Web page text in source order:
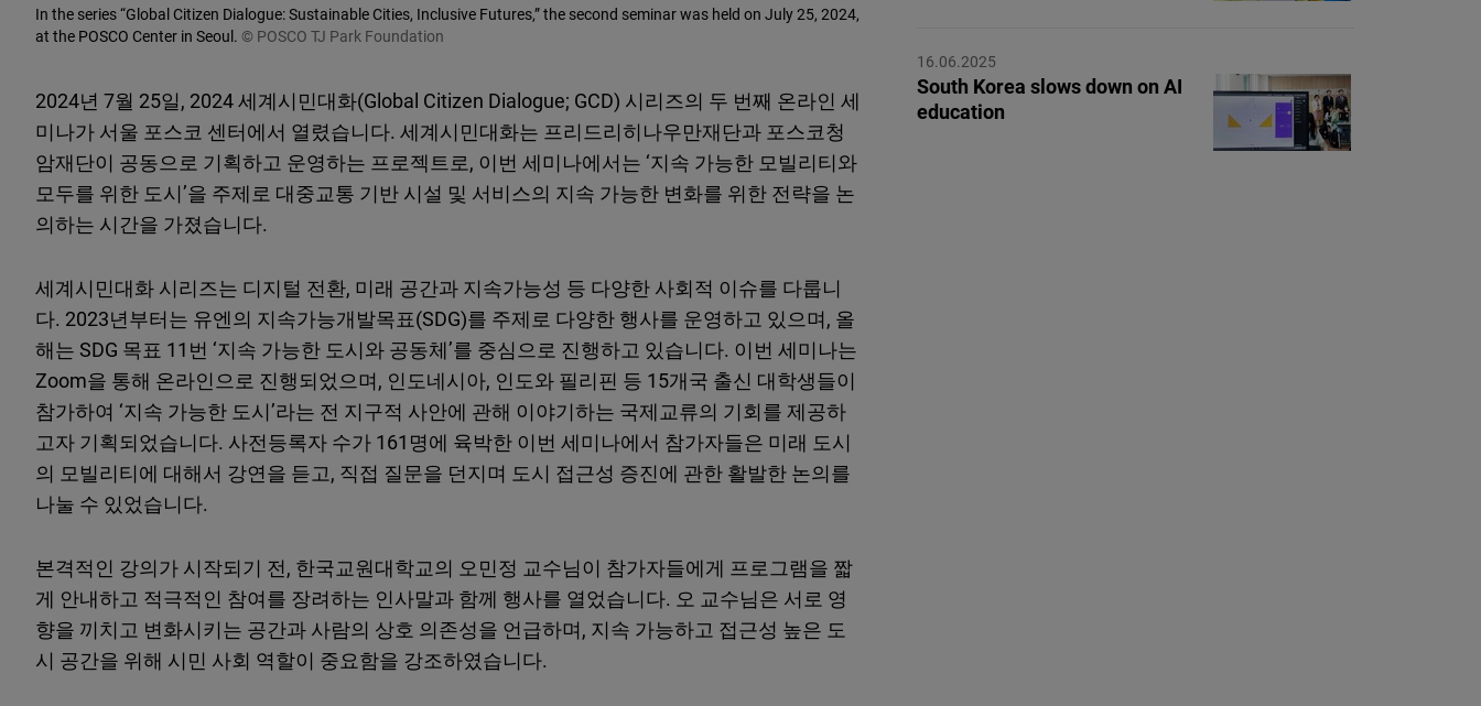
In the series “Global Citizen Dialogue: Sustainable Cities, Inclusive Futures,” the second seminar was held on July 25, 2024,
at the POSCO Center in Seoul. © POSCO TJ Park Foundation
2024년 7월 25일, 2024 세계시민대화(Global Citizen Dialogue; GCD) 시리즈의 두 번째 온라인 세
미나가 서울 포스코 센터에서 열렸습니다. 세계시민대화는 프리드리히나우만재단과 포스코청
암재단이 공동으로 기획하고 운영하는 프로젝트로, 이번 세미나에서는 ‘지속 가능한 모빌리티와
모두를 위한 도시’을 주제로 대중교통 기반 시설 및 서비스의 지속 가능한 변화를 위한 전략을 논
의하는 시간을 가졌습니다.
세계시민대화 시리즈는 디지털 전환, 미래 공간과 지속가능성 등 다양한 사회적 이슈를 다룹니
다. 2023년부터는 유엔의 지속가능개발목표(SDG)를 주제로 다양한 행사를 운영하고 있으며, 올
해는 SDG 목표 11번 ‘지속 가능한 도시와 공동체’를 중심으로 진행하고 있습니다. 이번 세미나는
Zoom을 통해 온라인으로 진행되었으며, 인도네시아, 인도와 필리핀 등 15개국 출신 대학생들이
참가하여 ‘지속 가능한 도시’라는 전 지구적 사안에 관해 이야기하는 국제교류의 기회를 제공하
고자 기획되었습니다. 사전등록자 수가 161명에 육박한 이번 세미나에서 참가자들은 미래 도시
의 모빌리티에 대해서 강연을 듣고, 직접 질문을 던지며 도시 접근성 증진에 관한 활발한 논의를
나눌 수 있었습니다.
본격적인 강의가 시작되기 전, 한국교원대학교의 오민정 교수님이 참가자들에게 프로그램을 짧
게 안내하고 적극적인 참여를 장려하는 인사말과 함께 행사를 열었습니다. 오 교수님은 서로 영
향을 끼치고 변화시키는 공간과 사람의 상호 의존성을 언급하며, 지속 가능하고 접근성 높은 도
시 공간을 위해 시민 사회 역할이 중요함을 강조하였습니다.
16.06.2025
South Korea slows down on AI
education
Flickr
Newsletter2go
Embed
Podigee
D.Vinci
Embed
Typeform
Embed